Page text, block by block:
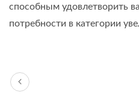
способным удовлетворить
потребности в категории